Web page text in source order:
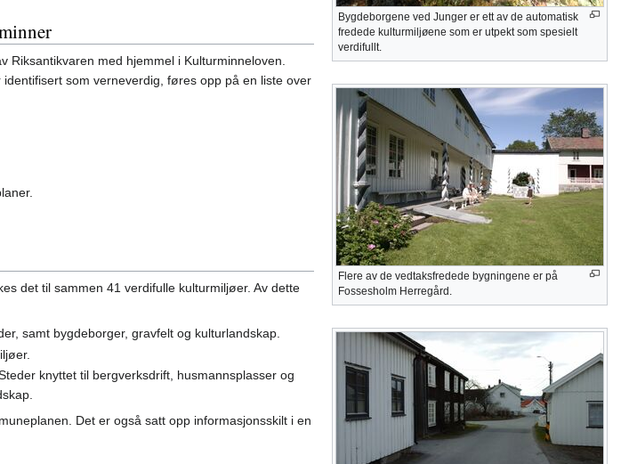
Bygdeborgene ved Junger er ett av de automatisk
fredede kulturmiljøene som er utpekt som spesielt
verdifullt.
Flere av de vedtaksfredede bygningene er på
Fossesholm Herregård.
med hjemmel i Kulturminneloven.
som verneverdig, føres opp på en liste over
det til sammen 41 verdifulle kulturmiljøer. Av dette
samt bygdeborger, gravfelt og kulturlandskap.
knyttet til bergverksdrift, husmannsplasser og
Det er også satt opp informasjonsskilt i en